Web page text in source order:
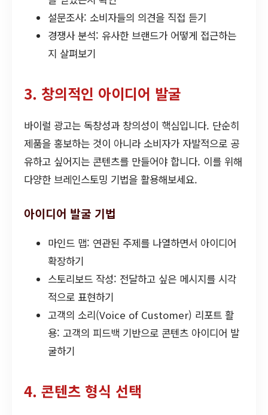
설문조사: 소비자들의 의견을 직접 듣기
경쟁사 분석: 유사한 브랜드가 어떻게 접근하는
지 살펴보기
3. 창의적인 아이디어 발굴
바이럴 광고는 독창성과 창의성이 핵심입니다. 단순히
제품을 홍보하는 것이 아니라 소비자가 자발적으로 공
유하고 싶어지는 콘텐츠를 만들어야 합니다. 이를 위해
다양한 브레인스토밍 기법을 활용해보세요.
아이디어 발굴 기법
마인드 맵: 연관된 주제를 나열하면서 아이디어
확장하기
스토리보드 작성: 전달하고 싶은 메시지를 시각
적으로 표현하기
고객의 소리(Voice of Customer) 리포트 활
용: 고객의 피드백 기반으로 콘텐츠 아이디어 발
굴하기
4. 콘텐츠 형식 선택